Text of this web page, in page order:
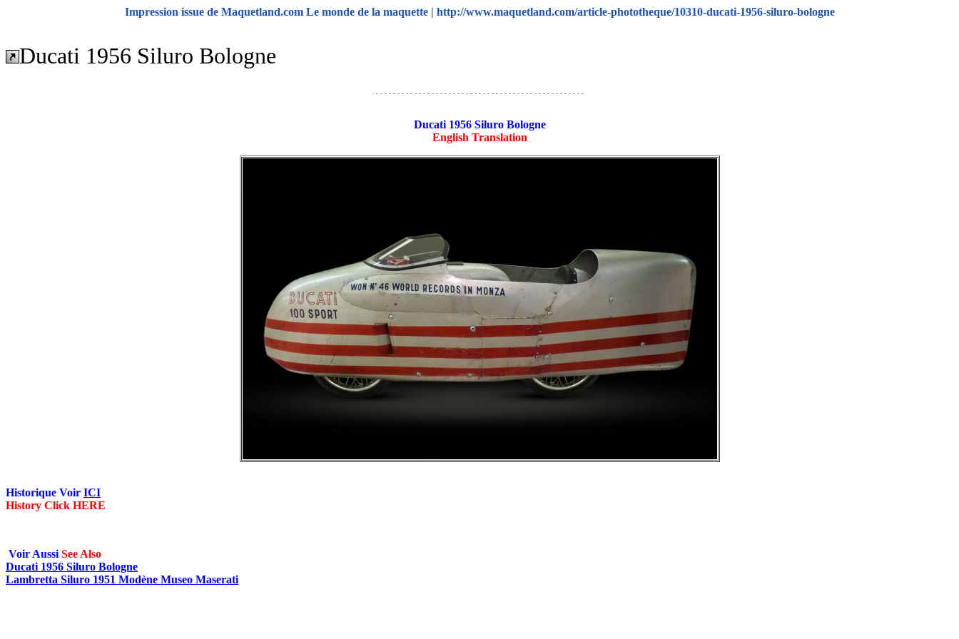
Impression issue de Maquetland.com Le monde de la maquette | http://www.maquetland.com/article-phototheque/10310-ducati-1956-siluro-bologne
Ducati 1956 Siluro Bologne
Ducati 1956 Siluro Bologne
English Translation
Historique Voir ICI
History Click HERE
Voir Aussi See Also
Ducati 1956 Siluro Bologne
Lambretta Siluro 1951 Modène Museo Maserati